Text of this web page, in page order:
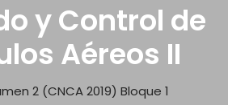
y Control de
Aéreos II
2 (CNCA 2019) Bloque 1